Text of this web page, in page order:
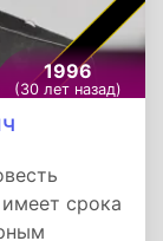
1996
(30 лет назад)
срока